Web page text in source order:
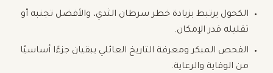
الكحول يرتبط بزيادة خطر سرطان الثدي، والأفضل تجنبه أو
تقليله قدر الإمكان.
الفحص المبكر ومعرفة التاريخ العائلي يبقيان جزءًا أساسيًا
من الوقاية والرعاية.